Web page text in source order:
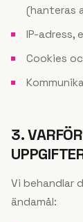
(hanteras
IP-adress,
Cookies
3.
Vi behandlar
ändamål: